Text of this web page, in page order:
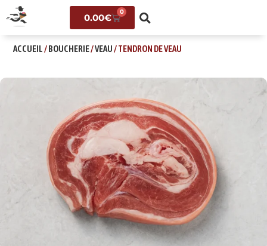
0.00€
0
ACCUEIL/BOUCHERIE/VEAU/ TENDRON DE VEAU